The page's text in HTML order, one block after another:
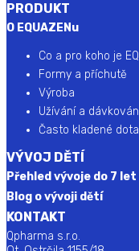
PRODUKT
O EQUAZENu
Co a pro koho je
Formy a příchutě
Výroba
Užívání a
Často kladené
VÝVOJ DĚTÍ
Přehled vývoje do 7 let
Blog o vývoji dětí
KONTAKT
Qpharma s.r.o.